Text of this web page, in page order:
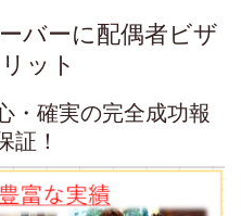
バーに配偶者ビザ
ット
・確実の完全成功報
証！